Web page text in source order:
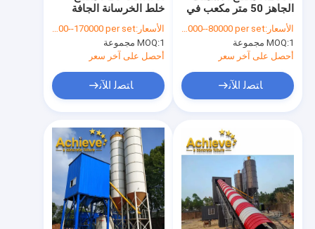
خلط الخرسانة الجافة
الساعة MAO2000
الأسعار:USD 100000--170000 per set
MOQ:1 مجموعة
أحصل على آخر سعر
ﺎﺘﺼﻟ ﺍﻶﻧ
الجاهز 50 متر مكعب في
الساعة التحكم الكهربائي
للكمبيوتر الشخصي
الأسعار:USD 50000--80000 per set
MOQ:1 مجموعة
أحصل على آخر سعر
ﺎﺘﺼﻟ ﺍﻶﻧ